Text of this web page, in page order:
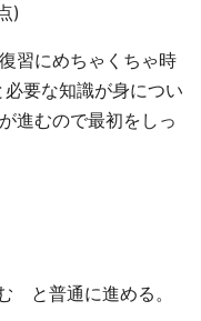
)
習にめちゃくちゃ時
要な知識が身につい
進むので最初をしっ
と普通に進める。